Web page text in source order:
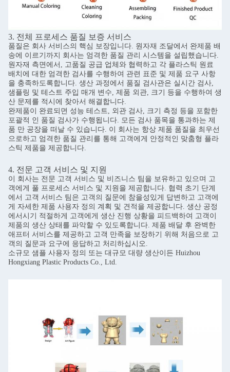
3. 전체 프로세스 품질 보증 서비스
품질은 회사 서비스의 핵심 보장입니다. 원자재 조달에서 완제품 배
송에 이르기까지 회사는 엄격한 품질 관리 시스템을 설립했습니다.
원자재 측면에서, 고품질 공급 업체와 협력하고 각 플라스틱 원료
배치에 대한 엄격한 검사를 수행하여 관련 표준 및 제품 요구 사항
을 충족하도록합니다. 생산 과정에서 품질 검사관은 실시간 검사,
샘플링 및 테스트 주입 매개 변수, 제품 외관, 크기 등을 수행하여 생
산 문제를 적시에 찾아서 해결합니다.
완제품이 완료되면 성능 테스트, 외관 검사, 크기 측정 등을 포함한
포괄적 인 품질 검사가 수행됩니다. 모든 검사 품목을 통과하는 제
품 만 공장을 떠날 수 있습니다. 이 회사는 항상 제품 품질을 최우선
으로하고 엄격한 품질 관리를 통해 고객에게 안정적인 맞춤형 플라
스틱 제품을 제공합니다.
4. 전문 고객 서비스 및 지원
이 회사는 전문 고객 서비스 및 비즈니스 팀을 보유하고 있으며 고
객에게 풀 프로세스 서비스 및 지원을 제공합니다. 협력 초기 단계
에서 고객 서비스 팀은 고객의 질문에 참을성있게 답변하고 고객에
게 자세한 제품 사용자 정의 계획 및 견적을 제공합니다. 생산 공정
에서시기 적절하게 고객에게 생산 진행 상황을 피드백하여 고객이
제품의 생산 상태를 파악할 수 있도록합니다. 제품 배달 후 완벽한
애프터 서비스를 제공하고 고객 만족을 보장하기 위해 처음으로 고
객의 질문과 요구에 응답하고 처리하십시오.
소규모 샘플 사용자 정의 또는 대규모 대량 생산이든 Huizhou
Hongxiang Plastic Products Co., Ltd.